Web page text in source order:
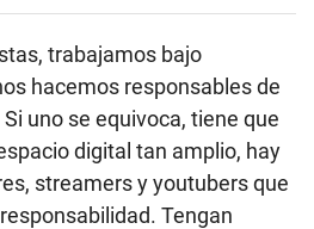
trabajamos bajo
hacemos responsables de
uno se equivoca, tiene que
digital tan amplio, hay
streamers y youtubers que
Tengan